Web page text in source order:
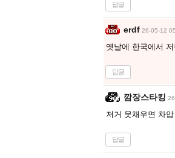
답글
erdf 26-05-12
옛날에 한국에서
답글
깜장스타킹
저거 못채우면 차
답글